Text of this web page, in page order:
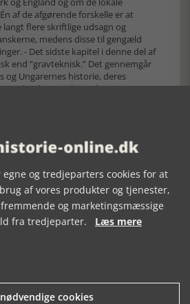
af de afgørende forskelle er at
flere skriftlige udsagn og
medens disse til gengæld
- Det sidste kapitel i denne del af
end ”gravteknisk.” Det gennemgår
og Ungarernes historie, deres
og oplysende.
og 29 forfattere, idet nogle kapitler har
af de ting og emner, som
Der deltog 67 danske og
oplysende bog som for ikke-
opslag i ordbøger og på
og fortvivl ikke - det er besværet
3. august 2021]
og tredjeparters cookies for at
af vores produkter og tjenester,
og marketingsmæssige
fra tredjeparter. Læs mere
cookies